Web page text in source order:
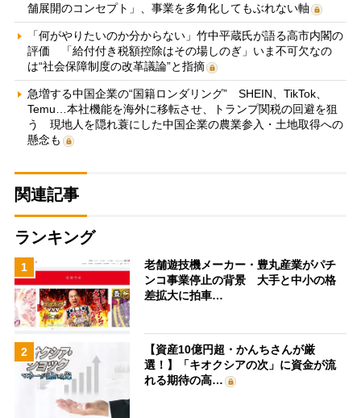
舗展開のコンセプト」、事業を多角化してもぶれない軸
「何がやりたいのか分からない」竹中平蔵氏が語る高市内閣の
評価 「給付付き税額控除はその場しのぎ」いま不可欠なの
は“社会保障制度の改革議論”と指摘
急増する中国企業の“国籍ロンダリング” SHEIN、TikTok、
Temu…本社機能を海外に移転させ、トランプ関税の回避を狙
う 現地人を隠れ蓑にした中国企業の農業参入・土地取得への
懸念も
関連記事
ランキング
1
老舗遊技機メーカー・豊丸産業がパチ
ンコ事業停止の背景 大手と中小の格
差拡大に拍車…
2
【資産10億円超・かんちさんが厳
選！】「キオクシアの次」に資金が流
れる期待の高…